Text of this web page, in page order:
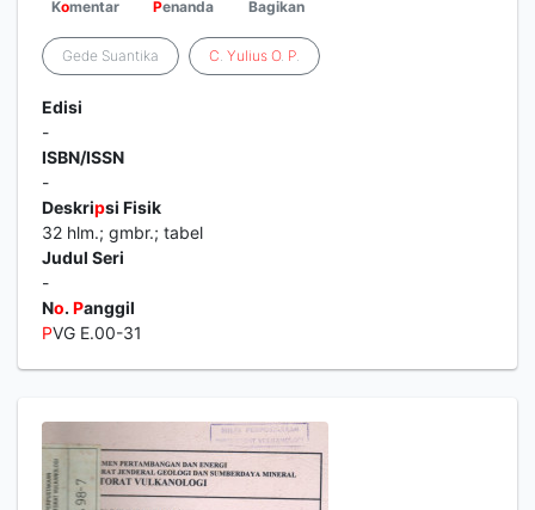
Komentar Penanda Bagikan
Gede Suantika C. Yulius O. P.
Edisi
-
ISBN/ISSN
-
Deskripsi Fisik
32 hlm.; gmbr.; tabel
Judul Seri
-
No. Panggil
PVG E.00-31